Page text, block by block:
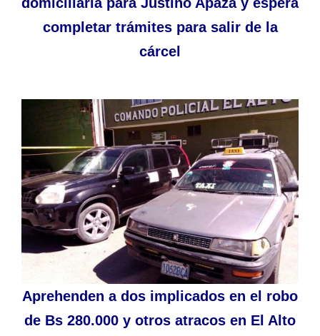
completar trámites para salir de la
cárcel
Aprehenden a dos implicados en el robo
de Bs 280.000 y otros atracos en El Alto